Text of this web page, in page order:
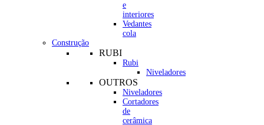
e
interiores
Vedantes
cola
Construção
RUBI
Rubi
Niveladores
OUTROS
Niveladores
Cortadores
de
cerâmica